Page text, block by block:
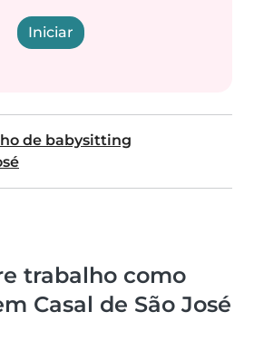
Iniciar
de babysitting
trabalho como
Casal de São José